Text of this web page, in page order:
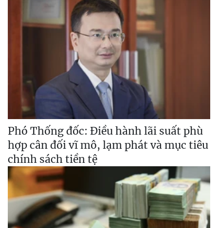
Phó Thống đốc: Điều hành lãi suất phù
hợp cân đối vĩ mô, lạm phát và mục tiêu
chính sách tiền tệ